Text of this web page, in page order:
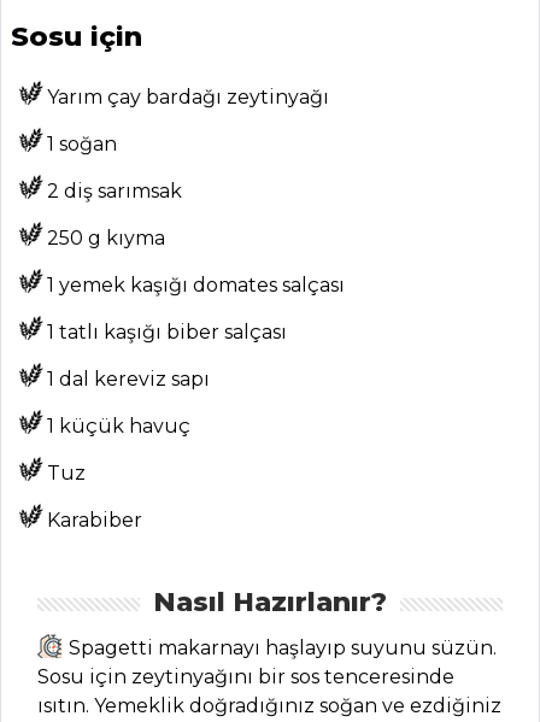
Tüm
Kategoriler
Naneli Limon
Yapılır?
Safran Şerbeti
Naneli Ayran
Tarifi, Nasıl Yapılır?
İçecekler Tüm
Rus Mantısı
Tarifi, Nasıl Yapılır?
Kıymalı Börek
Tarifi, Nasıl Yapılır?
Sosu için
Yarım çay bardağı zeytinyağı
1 soğan
2 diş sarımsak
250 g kıyma
1 yemek kaşığı domates salçası
1 tatlı kaşığı biber salçası
1 dal kereviz sapı
1 küçük havuç
Tuz
Karabiber
Nasıl Hazırlanır?
Spagetti makarnayı haşlayıp suyunu süzün.
Sosu için zeytinyağını bir sos tenceresinde
ısıtın. Yemeklik doğradığınız soğan ve ezdiğiniz